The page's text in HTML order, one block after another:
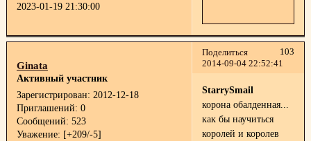
2023-01-19 21:30:00
Поделиться
103
2014-09-04 22:52:41
Ginata
Активный участник
Зарегистрирован: 2012-12-18
Приглашений: 0
Сообщений: 523
Уважение: [+209/-5]
StarrySmail
корона обалденная...
как бы научиться
королей и королев